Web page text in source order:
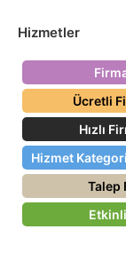
Hizmetler
Ücretli
Hızlı
Hizmet
Talep